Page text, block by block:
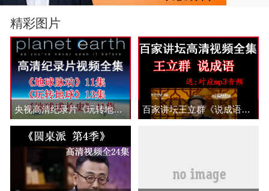
精彩图片
央视高清纪录片《玩转地球》《地球脉动》1/2季和《地球成长史》视频合集百度网盘下载 百家讲坛王立群《说成语》视频和音频全集百度网盘下载